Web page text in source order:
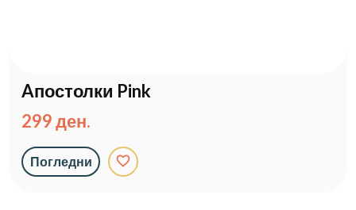
Aпостолки Pink
299 ден.
Погледни favorite_border